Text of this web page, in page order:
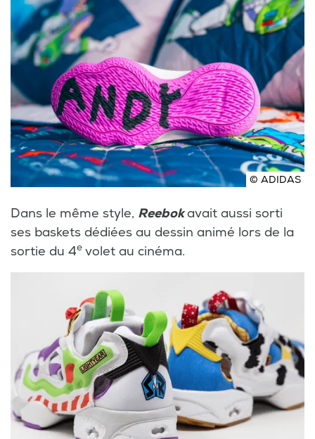
© ADIDAS
Dans le même style, Reebokavait aussi sorti
ses baskets dédiées au dessin animé lors de la
sortie du 4e volet au cinéma.